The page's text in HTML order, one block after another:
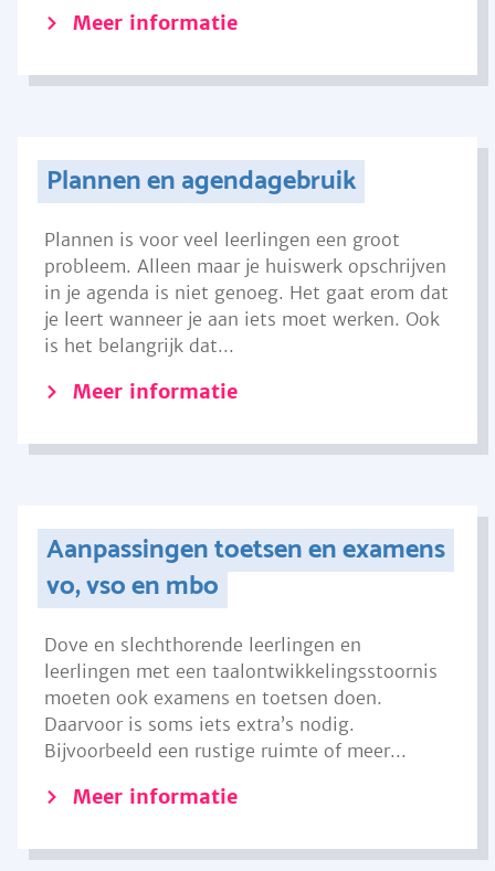
Meer informatie
Plannen en agendagebruik
Plannen is voor veel leerlingen een groot
probleem. Alleen maar je huiswerk opschrijven
in je agenda is niet genoeg. Het gaat erom dat
je leert wanneer je aan iets moet werken. Ook
is het belangrijk dat...
Meer informatie
Aanpassingen toetsen en examens
vo, vso en mbo
Dove en slechthorende leerlingen en
leerlingen met een taalontwikkelingsstoornis
moeten ook examens en toetsen doen.
Daarvoor is soms iets extra’s nodig.
Bijvoorbeeld een rustige ruimte of meer...
Meer informatie